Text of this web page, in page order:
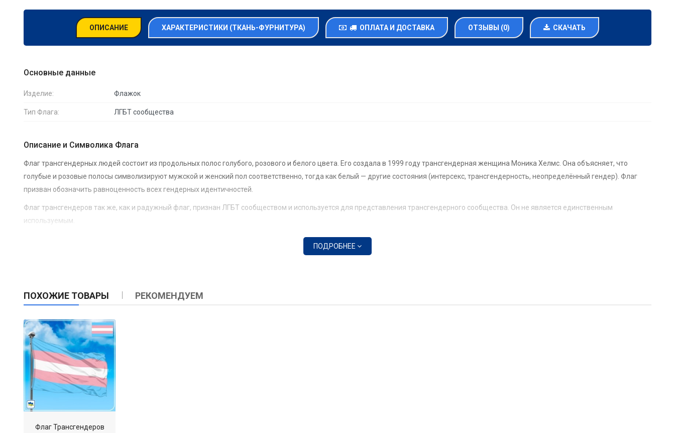
ОПИСАНИЕ ХАРАКТЕРИСТИКИ (ТКАНЬ-ФУРНИТУРА) ОПЛАТА И ДОСТАВКА ОТЗЫВЫ (0) СКАЧАТЬ
Основные данные
Изделие: Флажок
Тип Флага: ЛГБТ сообщества
Описание и Символика Флага
Флаг трансгендерных людей состоит из продольных полос голубого, розового и белого цвета. Его создала в 1999 году трансгендерная женщина Моника Хелмс. Она объясняет, что
голубые и розовые полосы символизируют мужской и женский пол соответственно, тогда как белый — другие состояния (интерсекс, трансгендерность, неопределённый гендер). Флаг
призван обозначить равноценность всех гендерных идентичностей.
Флаг трансгендеров так же, как и радужный флаг, признан ЛГБТ сообществом и используется для представления трансгендерного сообщества. Он не является единственным
используемым.
ПОДРОБНЕЕ
ПОХОЖИЕ ТОВАРЫ РЕКОМЕНДУЕМ
Флаг Трансгендеров